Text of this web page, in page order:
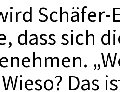
dass sich
Das